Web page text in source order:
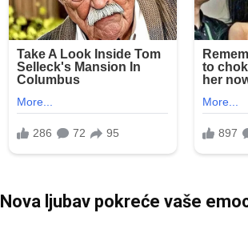
Nova ljubav pokreće vaše